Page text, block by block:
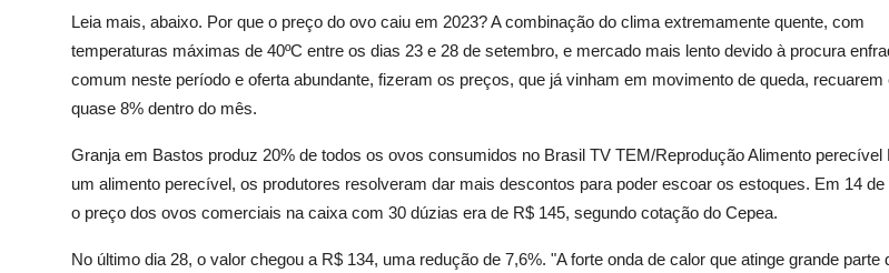
Leia mais, abaixo. Por que o preço do ovo caiu em 2023? A combinação do clima extremamente quente, com
temperaturas máximas de 40ºC entre os dias 23 e 28 de setembro, e mercado mais lento devido à procura
comum neste período e oferta abundante, fizeram os preços, que já vinham em movimento de queda, recuarem
quase 8% dentro do mês.
Granja em Bastos produz 20% de todos os ovos consumidos no Brasil TV TEM/Reprodução Alimento perecível
um alimento perecível, os produtores resolveram dar mais descontos para poder escoar os estoques. Em 14 de
o preço dos ovos comerciais na caixa com 30 dúzias era de R$ 145, segundo cotação do Cepea.
No último dia 28, o valor chegou a R$ 134, uma redução de 7,6%. "A forte onda de calor que atinge grande parte